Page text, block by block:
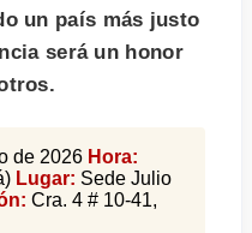
un país más justo
será un honor
de 2026 Hora:
Lugar: Sede Julio
Cra. 4 # 10-41,